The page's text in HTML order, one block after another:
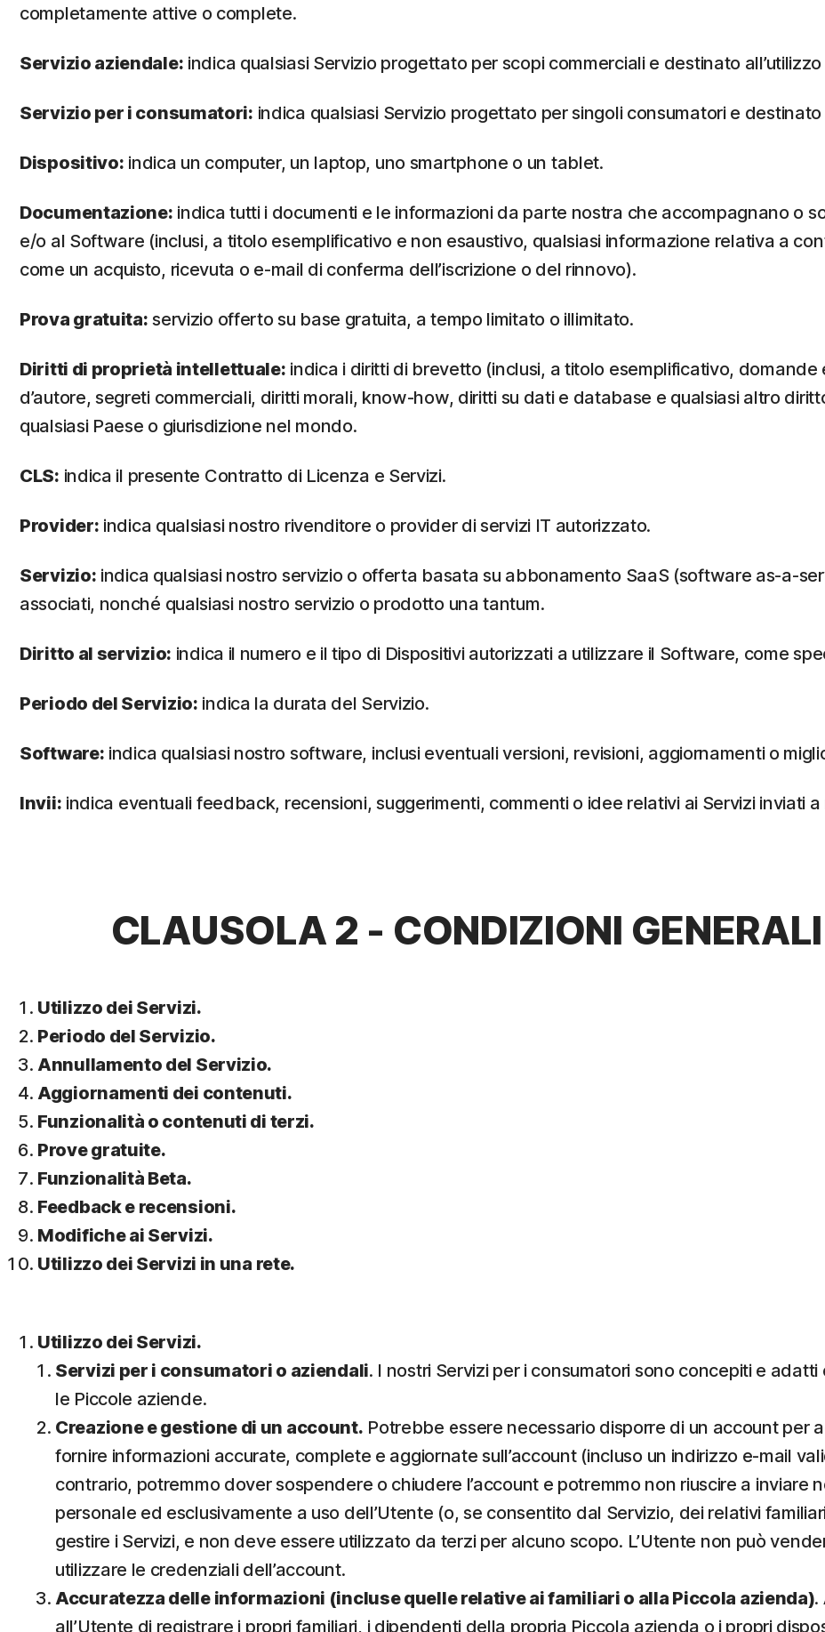
completamente attive o complete.
Servizio aziendale: indica qualsiasi Servizio progettato per scopi commerciali e destinato
Servizio per i consumatori: indica qualsiasi Servizio progettato per singoli consumatori e
Dispositivo: indica un computer, un laptop, uno smartphone o un tablet.
Documentazione: indica tutti i documenti e le informazioni da parte nostra che accompagnano o
e/o al Software (inclusi, a titolo esemplificativo e non esaustivo, qualsiasi informazione relativa a
come un acquisto, ricevuta o e-mail di conferma dell’iscrizione o del rinnovo).
Prova gratuita: servizio offerto su base gratuita, a tempo limitato o illimitato.
Diritti di proprietà intellettuale: indica i diritti di brevetto (inclusi, a titolo esemplificativo,
d’autore, segreti commerciali, diritti morali, know-how, diritti su dati e database e qualsiasi altro
qualsiasi Paese o giurisdizione nel mondo.
CLS: indica il presente Contratto di Licenza e Servizi.
Provider: indica qualsiasi nostro rivenditore o provider di servizi IT autorizzato.
Servizio: indica qualsiasi nostro servizio o offerta basata su abbonamento SaaS (software as-a-
associati, nonché qualsiasi nostro servizio o prodotto una tantum.
Diritto al servizio: indica il numero e il tipo di Dispositivi autorizzati a utilizzare il Software, come
Periodo del Servizio: indica la durata del Servizio.
Software: indica qualsiasi nostro software, inclusi eventuali versioni, revisioni, aggiornamenti o
Invii: indica eventuali feedback, recensioni, suggerimenti, commenti o idee relativi ai Servizi inviati a
CLAUSOLA 2 - CONDIZIONI
Utilizzo dei Servizi.
Periodo del Servizio.
Annullamento del Servizio.
Aggiornamenti dei contenuti.
Funzionalità o contenuti di terzi.
Prove gratuite.
Funzionalità Beta.
Feedback e recensioni.
Modifiche ai Servizi.
Utilizzo dei Servizi in una rete.
Utilizzo dei Servizi.
Servizi per i consumatori o aziendali. I nostri Servizi per i consumatori sono concepiti e
le Piccole aziende.
Creazione e gestione di un account. Potrebbe essere necessario disporre di un account per
fornire informazioni accurate, complete e aggiornate sull’account (incluso un indirizzo e-mail
contrario, potremmo dover sospendere o chiudere l’account e potremmo non riuscire a inviare
personale ed esclusivamente a uso dell’Utente (o, se consentito dal Servizio, dei relativi
gestire i Servizi, e non deve essere utilizzato da terzi per alcuno scopo. L’Utente non può
utilizzare le credenziali dell’account.
Accuratezza delle informazioni (incluse quelle relative ai familiari o alla Piccola azienda).
all’Utente di registrare i propri familiari, i dipendenti della propria Piccola azienda o i propri